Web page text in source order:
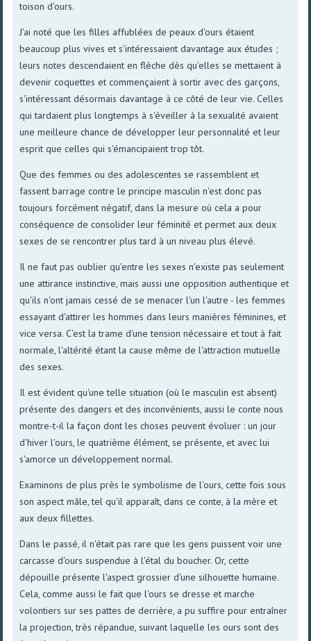
toison d'ours.
J'ai noté que les filles affublées de peaux d'ours étaient
beaucoup plus vives et s'intéressaient davantage aux études ;
leurs notes descendaient en flèche dès qu'elles se mettaient à
devenir coquettes et commençaient à sortir avec des garçons,
s'intéressant désormais davantage à ce côté de leur vie. Celles
qui tardaient plus longtemps à s'éveiller à la sexualité avaient
une meilleure chance de développer leur personnalité et leur
esprit que celles qui s'émancipaient trop tôt.
Que des femmes ou des adolescentes se rassemblent et
fassent barrage contre le principe masculin n'est donc pas
toujours forcément négatif, dans la mesure où cela a pour
conséquence de consolider leur féminité et permet aux deux
sexes de se rencontrer plus tard à un niveau plus élevé.
Il ne faut pas oublier qu'entre les sexes n'existe pas seulement
une attirance instinctive, mais aussi une opposition authentique et
qu'ils n'ont jamais cessé de se menacer l'un l'autre - les femmes
essayant d'attirer les hommes dans leurs manières féminines, et
vice versa. C'est la trame d'une tension nécessaire et tout à fait
normale, l'altérité étant la cause même de l'attraction mutuelle
des sexes.
Il est évident qu'une telle situation (où le masculin est absent)
présente des dangers et des inconvénients, aussi le conte nous
montre-t-il la façon dont les choses peuvent évoluer : un jour
d'hiver l'ours, le quatrième élément, se présente, et avec lui
s'amorce un développement normal.
Examinons de plus près le symbolisme de l'ours, cette fois sous
son aspect mâle, tel qu'il apparaît, dans ce conte, à la mère et
aux deux fillettes.
Dans le passé, il n'était pas rare que les gens puissent voir une
carcasse d'ours suspendue à l'étal du boucher. Or, cette
dépouille présente l'aspect grossier d'une silhouette humaine.
Cela, comme aussi le fait que l'ours se dresse et marche
volontiers sur ses pattes de derrière, a pu suffire pour entraîner
la projection, très répandue, suivant laquelle les ours sont des